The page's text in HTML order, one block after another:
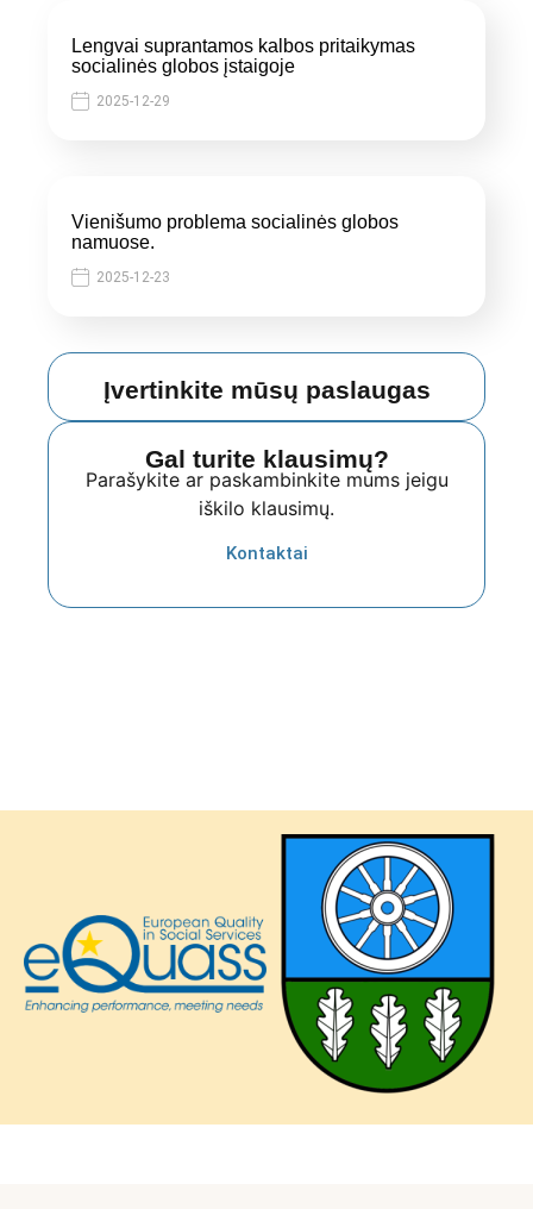
Lengvai suprantamos kalbos pritaikymas
socialinės globos įstaigoje
2025-12-29
Vienišumo problema socialinės globos
namuose.
2025-12-23
Įvertinkite mūsų paslaugas
Gal turite klausimų?
Parašykite ar paskambinkite mums jeigu
iškilo klausimų.
Kontaktai